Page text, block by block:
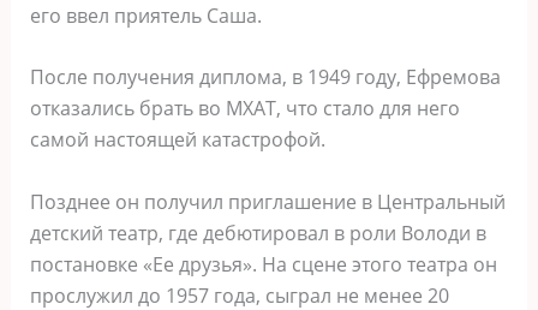
его ввел приятель Саша.
После получения диплома, в 1949 году, Ефремова
отказались брать во МХАТ, что стало для него
самой настоящей катастрофой.
Позднее он получил приглашение в Центральный
детский театр, где дебютировал в роли Володи в
постановке «Ее друзья». На сцене этого театра он
прослужил до 1957 года, сыграл не менее 20